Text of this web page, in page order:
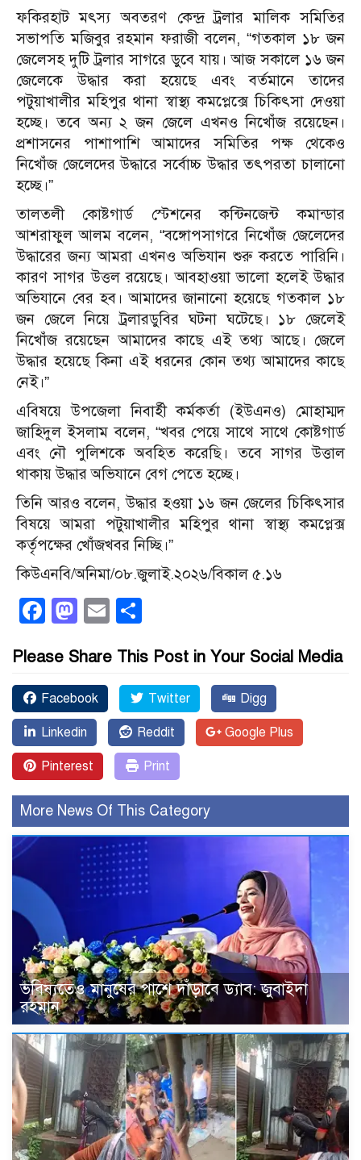
ফকিরহাট মৎস্য অবতরণ কেন্দ্র ট্রলার মালিক সমিতির
সভাপতি মজিবুর রহমান ফরাজী বলেন, “গতকাল ১৮ জন
জেলেসহ দুটি ট্রলার সাগরে ডুবে যায়। আজ সকালে ১৬ জন
জেলেকে উদ্ধার করা হয়েছে এবং বর্তমানে তাদের
পটুয়াখালীর মহিপুর থানা স্বাস্থ্য কমপ্লেক্সে চিকিৎসা দেওয়া
হচ্ছে। তবে অন্য ২ জন জেলে এখনও নিখোঁজ রয়েছেন।
প্রশাসনের পাশাপাশি আমাদের সমিতির পক্ষ থেকেও
নিখোঁজ জেলেদের উদ্ধারে সর্বোচ্চ উদ্ধার তৎপরতা চালানো
হচ্ছে।”
তালতলী কোষ্টগার্ড স্টেশনের কন্টিনজেন্ট কমান্ডার
আশরাফুল আলম বলেন, “বঙ্গোপসাগরে নিখোঁজ জেলেদের
উদ্ধারের জন্য আমরা এখনও অভিযান শুরু করতে পারিনি।
কারণ সাগর উত্তল রয়েছে। আবহাওয়া ভালো হলেই উদ্ধার
অভিযানে বের হব। আমাদের জানানো হয়েছে গতকাল ১৮
জন জেলে নিয়ে ট্রলারডুবির ঘটনা ঘটেছে। ১৮ জেলেই
নিখোঁজ রয়েছেন আমাদের কাছে এই তথ্য আছে। জেলে
উদ্ধার হয়েছে কিনা এই ধরনের কোন তথ্য আমাদের কাছে
নেই।”
এবিষয়ে উপজেলা নিবার্হী কর্মকর্তা (ইউএনও) মোহাম্মদ
জাহিদুল ইসলাম বলেন, “খবর পেয়ে সাথে সাথে কোষ্টগার্ড
এবং নৌ পুলিশকে অবহিত করেছি। তবে সাগর উত্তাল
থাকায় উদ্ধার অভিযানে বেগ পেতে হচ্ছে।
তিনি আরও বলেন, উদ্ধার হওয়া ১৬ জন জেলের চিকিৎসার
বিষয়ে আমরা পটুয়াখালীর মহিপুর থানা স্বাস্থ্য কমপ্লেক্স
কর্তৃপক্ষের খোঁজখবর নিচ্ছি।”
কিউএনবি/অনিমা/০৮.জুলাই.২০২৬/বিকাল ৫.১৬
Facebook
Mastodon
Email
Please Share This Post in Your Social Media
Facebook Twitter Digg
Linkedin Reddit Google Plus
Pinterest Print
More News Of This Category
ভবিষ্যতেও মানুষের পাশে দাঁড়াবে ড্যাব: জুবাইদা
রহমান